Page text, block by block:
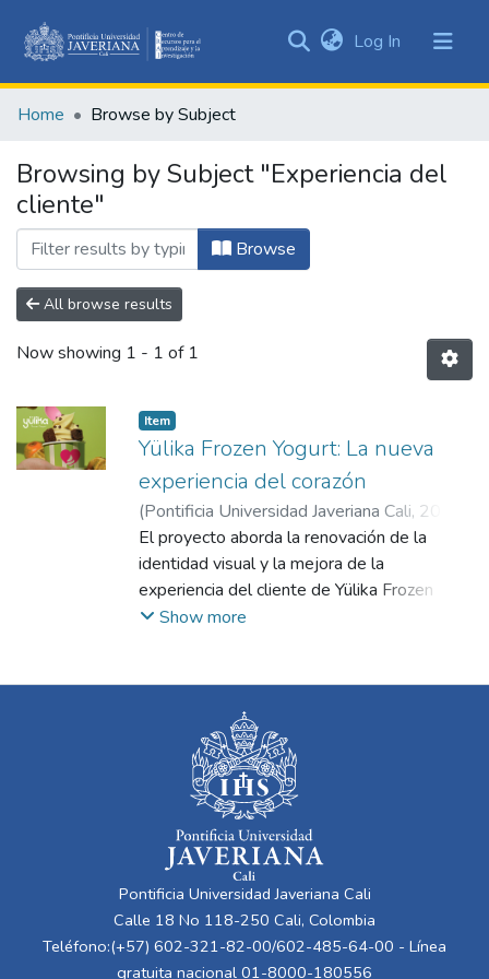
&
All of DSpace
Log In (current)
Home Browse by Subject
Browsing by Subject "Experiencia del
cliente"
Browse
All browse results
Now showing 1 - 1 of 1
Item
Yülika Frozen Yogurt: La nueva
experiencia del corazón
(Pontificia Universidad Javeriana Cali, 2025
Duque Cartagena, Sofía;Quintero Ospino,
Alioka Itaré
El proyecto aborda la renovación de la
identidad visual y la mejora de la
experiencia del cliente de Yülika Frozen
Yogurt en Cali para fortalecer su
atractivo, su identidad visual desactualizada
y la falta de innovación en las tiendas han
generado una desconexión con los
consumidores, especialmente con las
nuevas generaciones.
Show more
Pontificia Universidad Javeriana Cali
Calle 18 No 118-250 Cali, Colombia
Teléfono:(+57) 602-321-82-00/602-485-64-00 - Línea
gratuita nacional 01-8000-180556